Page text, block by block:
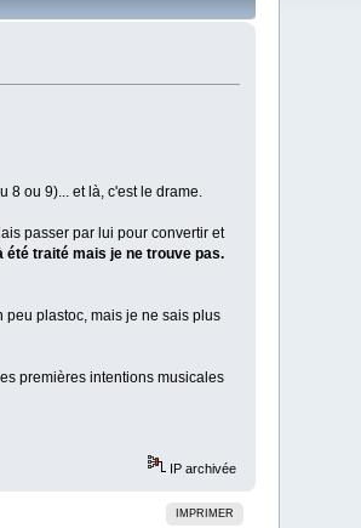
8 ou 9)... et là, c'est le drame.
passer par lui pour convertir et
été traité mais je ne trouve pas.
plastoc, mais je ne sais plus
premières intentions musicales
IP archivée
IMPRIMER